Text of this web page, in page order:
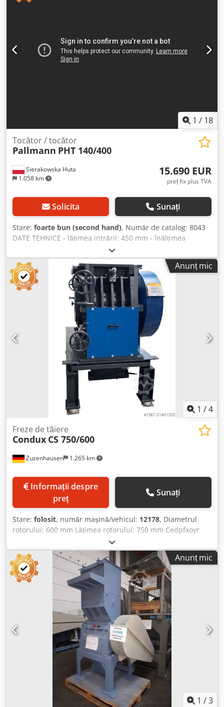
1 / 18
Sierakowska Huta
1.058 km
Tocător / tocător
Pallmann PHT 140/400
15.690 EUR
preț fix plus TVA
Solicita Sunați
Stare: foarte bun (second hand), Număr de catalog: 8043
DATE TEHNICE - lățimea intrării: 450 mm - înălțimea
intrării: 250 mm - lățimea arborelui: 530 mm - diametrul
arborelui: 450 mm - lungimea cuțitului: 530 mm - numărul
de cuțite: 2 buc. - dimensiunile sitei: 50x50 mm - arbore de
tracțiune cu dinți, partea inferioară: 2 buc. - motor pentru
arborele inferior: 0,75 kW - arbore de tracțiune cu dinți,
partea superioară - motor pentru arborele superior: 0,78
kW - motor principal: 45 kW - transportor cu bandă: 0,12
kW - dimensiunea benzii: lungime 5150 x lățime 620 mm -
dimensiunea transportorului cu bandă: 5200x650x800 mm
- dimensiunile mașinii: lungime/lățime/înălțime
2620x1650x1220 mm - greutate: aproximativ 2500 kg
AVANTAJE - fabricată în Germania - transportor cu bandă
de 5150 mm - tocător utilizat, stare bună Chjdpfx
Afjzmfzkslea Preț net: 65900 PLN Preț net: 15690 EUR, în
funcție de cursul de schimb de 4,20 EUR (Prețurile pot
varia în funcție de fluctuațiile cursului de schimb)
Anunț mic
1 /4
Zuzenhausen 1.265 km
Freze de tăiere
Condux CS 750/600
preț
Sunați
Stare: folosit, număr mașină/vehicul: 12178, Diametrul
rotorului: 600 mm Lățimea rotorului: 750 mm Cedpfxoyr
Tnkj Afleha Rotor cu 9 cuțite Cuțite stator dispuse în 6
rânduri Secțiune de alimentare aprox. 750 x 600 mm Motor
de acționare: 55 kW
Anunț mic
1 /3